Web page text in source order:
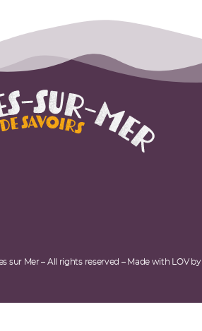
sur Mer – All rights reserved – Made with LOV by